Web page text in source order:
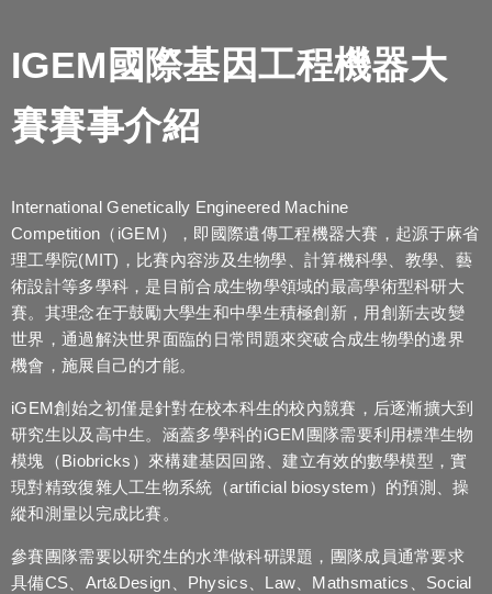
IGEM國際基因工程機器大
賽賽事介紹
International Genetically Engineered Machine
Competition（iGEM），即國際遺傳工程機器大賽，起源于麻省
理工學院(MIT)，比賽內容涉及生物學、計算機科學、教學、藝
術設計等多學科，是目前合成生物學領域的最高學術型科研大
賽。其理念在于鼓勵大學生和中學生積極創新，用創新去改變
世界，通過解決世界面臨的日常問題來突破合成生物學的邊界
機會，施展自己的才能。
iGEM創始之初僅是針對在校本科生的校內競賽，后逐漸擴大到
研究生以及高中生。涵蓋多學科的iGEM團隊需要利用標準生物
模塊（Biobricks）來構建基因回路、建立有效的數學模型，實
現對精致復雜人工生物系統（artificial biosystem）的預測、操
縱和測量以完成比賽。
參賽團隊需要以研究生的水準做科研課題，團隊成員通常要求
具備CS、Art&Design、Physics、Law、Mathsmatics、Social